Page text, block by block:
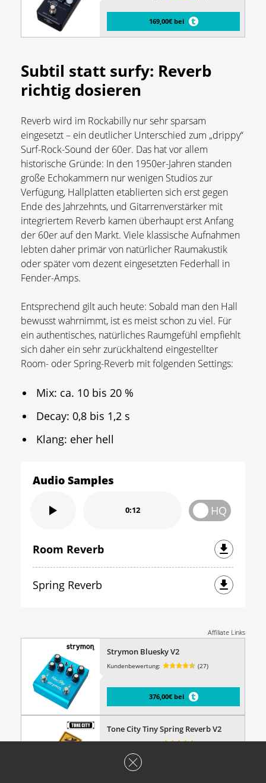
169,00€ bei
Subtil statt surfy: Reverb
richtig dosieren
Reverb wird im Rockabilly nur sehr sparsam
eingesetzt – ein deutlicher Unterschied zum „drippy“
Surf-Rock-Sound der 60er. Das hat vor allem
historische Gründe: In den 1950er-Jahren standen
große Echokammern nur wenigen Studios zur
Verfügung, Hallplatten etablierten sich erst gegen
Ende des Jahrzehnts, und Gitarrenverstärker mit
integriertem Reverb kamen überhaupt erst Anfang
der 60er auf den Markt. Viele klassische Aufnahmen
lebten daher primär von natürlicher Raumakustik
oder später vom dezent eingesetzten Federhall in
Fender-Amps.
Entsprechend gilt auch heute: Sobald man den Hall
bewusst wahrnimmt, ist es meist schon zu viel. Für
ein authentisches, natürliches Raumgefühl empfiehlt
sich daher ein sehr zurückhaltend eingestellter
Room- oder Spring-Reverb mit folgenden Settings:
Mix: ca. 10 bis 20 %
Decay: 0,8 bis 1,2 s
Klang: eher hell
Audio Samples
0:12 HQ
Room Reverb
Spring Reverb
Affiliate Links
Strymon Bluesky V2
Kundenbewertung: (27)
376,00€ bei
Tone City Tiny Spring Reverb V2
Kundenbewertung: (86)